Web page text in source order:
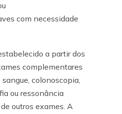
com necessidade
a partir dos
complementares
colonoscopia,
ou ressonância
outros exames. A